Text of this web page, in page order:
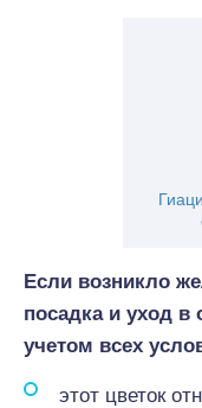
Если возникло
посадка и уход в
учетом всех
этот цветок